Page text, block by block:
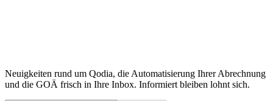
Neuigkeiten rund um Qodia, die Automatisierung Ihrer Abrechnung
und die GOÄ frisch in Ihre Inbox. Informiert bleiben lohnt sich.